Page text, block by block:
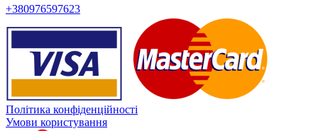
+380976597623
Політика конфіденційності
Умови користування